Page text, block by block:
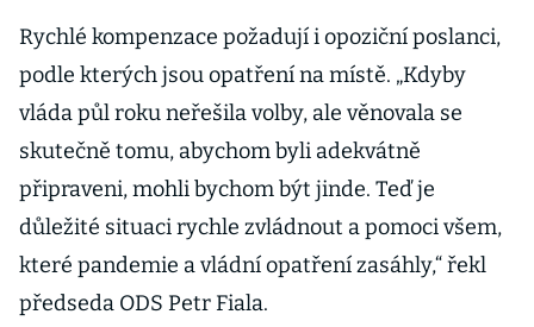
Rychlé kompenzace požadují i opoziční poslanci,
podle kterých jsou opatření na místě. „Kdyby
vláda půl roku neřešila volby, ale věnovala se
skutečně tomu, abychom byli adekvátně
připraveni, mohli bychom být jinde. Teď je
důležité situaci rychle zvládnout a pomoci všem,
které pandemie a vládní opatření zasáhly,“ řekl
předseda ODS Petr Fiala.